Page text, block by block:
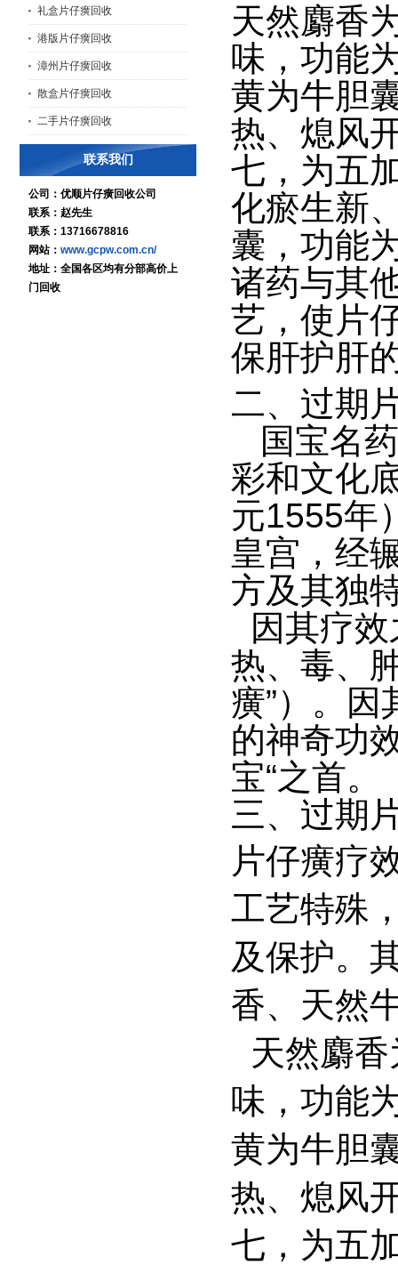
礼盒片仔癀回收
港版片仔癀回收
漳州片仔癀回收
散盒片仔癀回收
二手片仔癀回收
联系我们
公司：优顺片仔癀回收公司
联系：赵先生
联系：13716678816
网站： www.gcpw.com.cn/
地址：全国各区均有分部高价上
门回收
天然麝香
味，功能
黄为牛胆
热、熄风
七，为五
化瘀生新
囊，功能
诸药与其
艺，使片
保肝护肝
二、 过期
国宝名
彩和文化
元1555年
皇宫，经
方及其独
因其疗效
热、毒、
癀”）。
的神奇功
宝“之首。
三、 过期
片仔癀疗
工艺特殊
及保护。
香、天然
天然麝
味，功能
黄为牛胆
热、熄风
七，为五